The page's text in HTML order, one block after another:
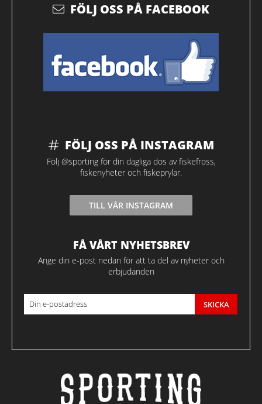
FÖLJ OSS PÅ FACEBOOK
FÖLJ OSS PÅ INSTAGRAM
Följ @sporting för din dagliga dos av fiskefross,
fiskenyheter och fiskeprylar.
TILL VÅR INSTAGRAM
FÅ VÅRT NYHETSBREV
Ange din e-post nedan för att ta del av nyheter och
erbjudanden
SKICKA